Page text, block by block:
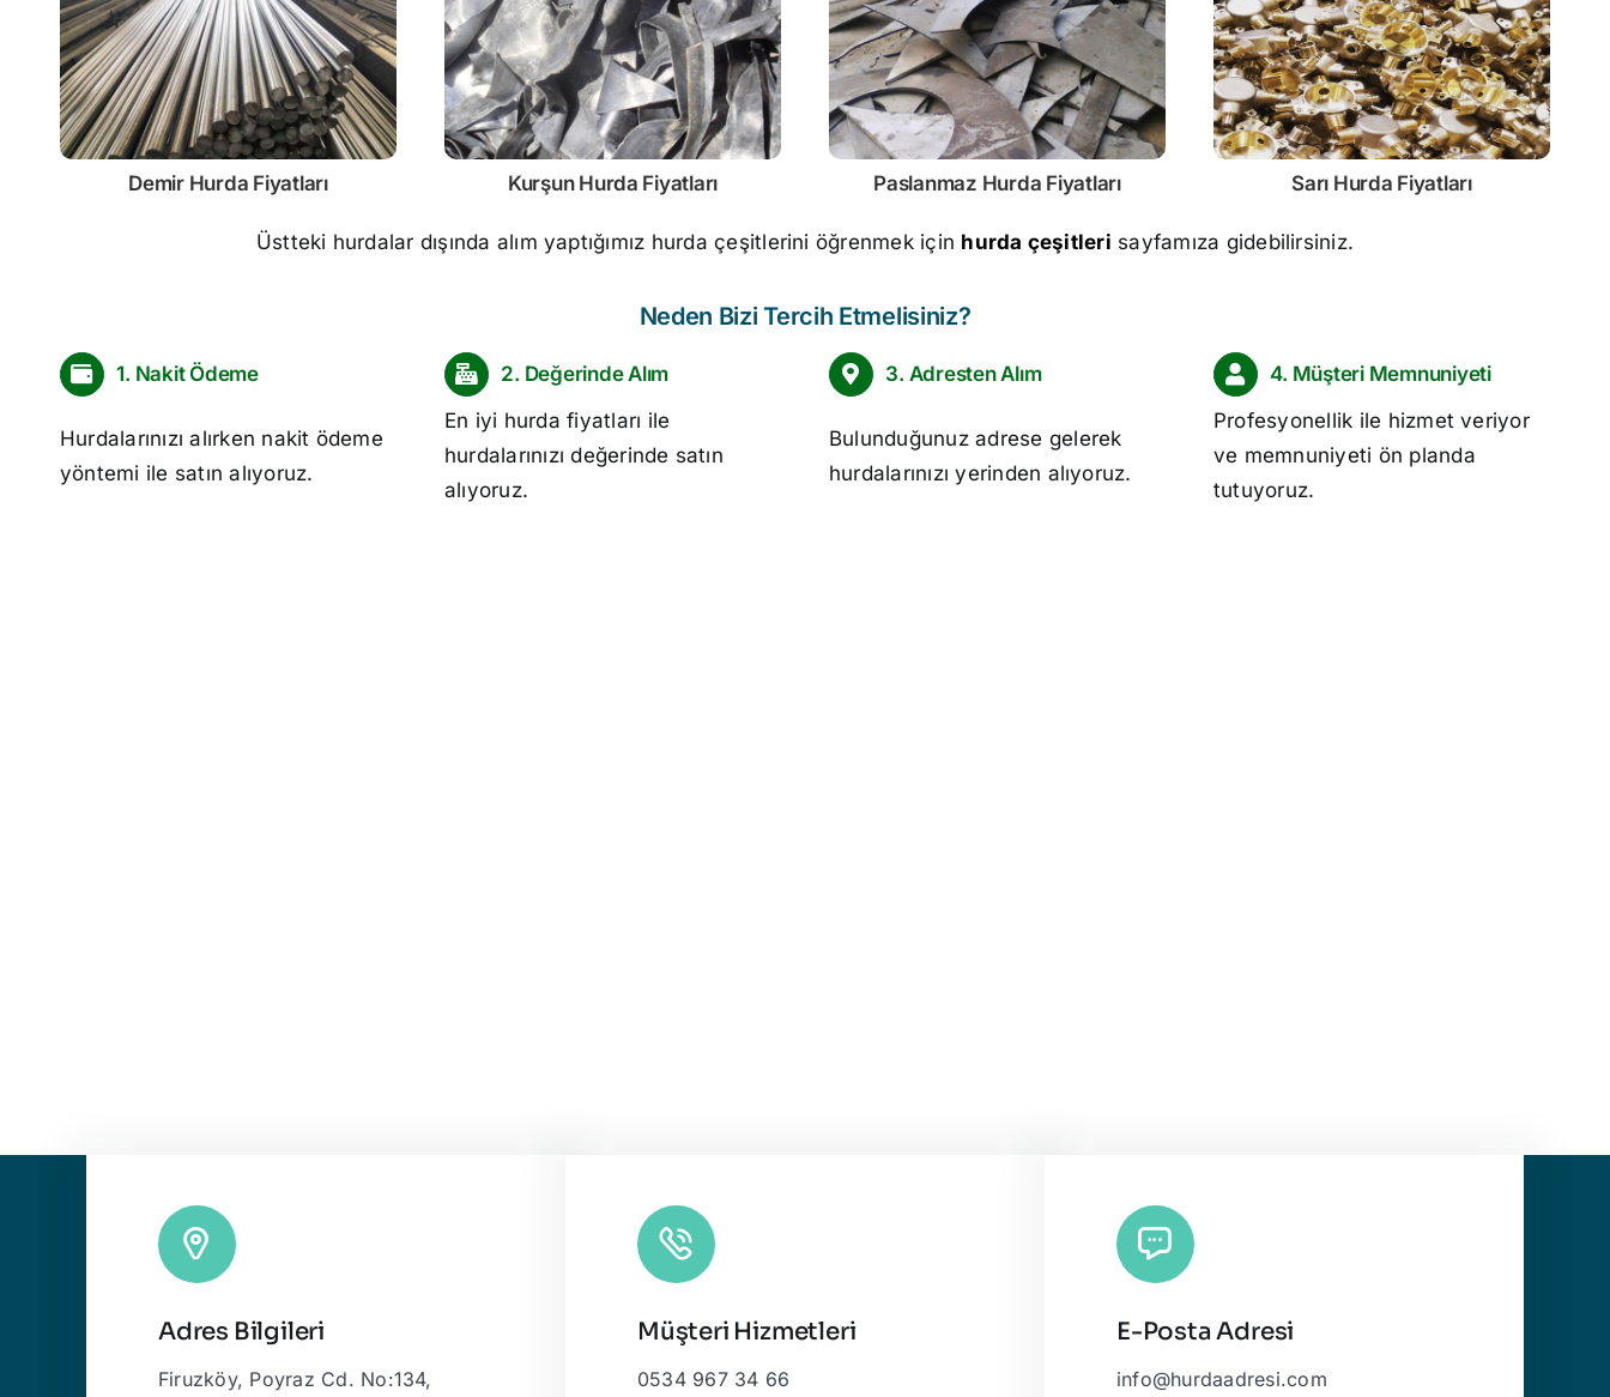
Demir Hurda Fiyatları Kurşun Hurda Fiyatları Paslanmaz Hurda Fiyatları Sarı Hurda Fiyatları
Üstteki hurdalar dışında alım yaptığımız hurda çeşitlerini öğrenmek için hurda çeşitleri sayfamıza gidebilirsiniz.
Neden Bizi Tercih Etmelisiniz?
1. Nakit Ödeme
Hurdalarınızı alırken nakit ödeme
yöntemi ile satın alıyoruz.
2. Değerinde Alım
En iyi hurda fiyatları ile
hurdalarınızı değerinde satın
alıyoruz.
3. Adresten Alım
Bulunduğunuz adrese gelerek
hurdalarınızı yerinden alıyoruz.
4. Müşteri Memnuniyeti
Profesyonellik ile hizmet veriyor
ve memnuniyeti ön planda
tutuyoruz.
Adres Bilgileri
Firuzköy, Poyraz Cd. No:134,
Müşteri Hizmetleri
0534 967 34 66
E-Posta Adresi
info@hurdaadresi.com